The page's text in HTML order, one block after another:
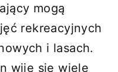
mogą
rekreacyjnych
i lasach.
wije się wiele